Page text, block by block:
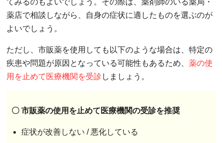
てみるのもよいでしょう。その際は、薬剤師のいる薬局・
薬店で相談しながら、自身の症状に適したものを選ぶのが
よいでしょう。
ただし、市販薬を使用しても以下のような場合は、特定の
疾患や問題が原因となっている可能性もあるため、 薬の使
用を止めて医療機関を受診 しましょう。
〇 市販薬の使用を止めて医療機関の受診を推奨
症状が改善しない / 悪化している